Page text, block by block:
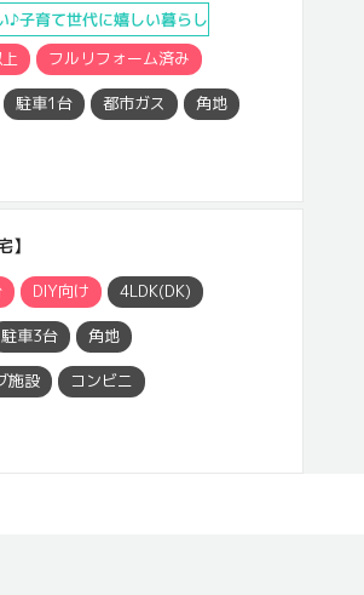
♪子育て世代に嬉しい暮らし
フルリフォーム済み
駐車1台 都市ガス 角地
DIY向け 4LDK(DK)
駐車3台 角地
施設 コンビニ